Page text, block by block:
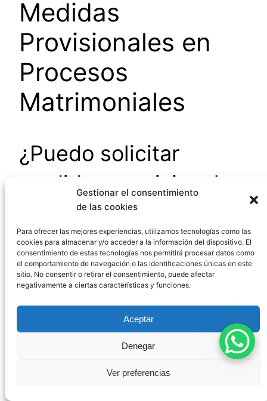
Gestionar el consentimiento
de las cookies
Para ofrecer las mejores experiencias, utilizamos tecnologías como las
cookies para almacenar y/o acceder a la información del dispositivo. El
consentimiento de estas tecnologías nos permitirá procesar datos como
el comportamiento de navegación o las identificaciones únicas en este
sitio. No consentir o retirar el consentimiento, puede afectar
negativamente a ciertas características y funciones.
Aceptar
Denegar
Ver preferencias
Medidas
Provisionales en
Procesos
Matrimoniales
¿Puedo solicitar
medidas provisionales
si tengo una unión de
hecho no matrimonial?
Sí, es posible. Aunque las medidas provisionales
Civil están previstas específicamente para
matrimonios, la jurisprudencia ha extendido la
posibilidad de adoptar medidas similares en
casos de uniones de hecho con hijos comunes.
Estas medidas se centrarían principalmente en